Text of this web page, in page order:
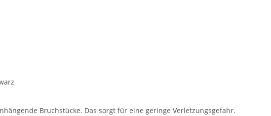
Bruchstücke. Das sorgt für eine geringe Verletzungsgefahr.